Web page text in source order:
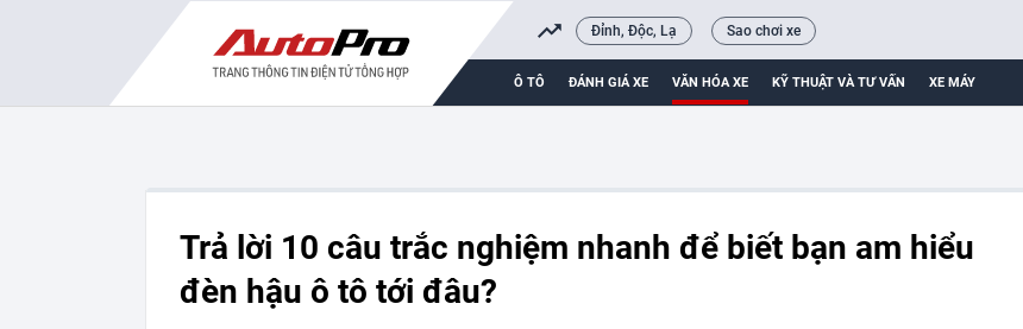
Đỉnh, Độc, Lạ Sao chơi xe
Ô TÔ ĐÁNH GIÁ XE VĂN HÓA XE KỸ THUẬT VÀ TƯ VẤN XE MÁY
Trả lời 10 câu trắc nghiệm nhanh để biết bạn am hiểu
đèn hậu ô tô tới đâu?